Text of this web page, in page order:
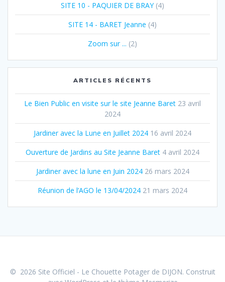
SITE 10 - PAQUIER DE BRAY(4)
SITE 14 - BARET Jeanne (4)
Zoom sur ... (2)
ARTICLES RÉCENTS
Le Bien Public en visite sur le site Jeanne Baret 23 avril
2024
Jardiner avec la Lune en Juillet 2024 16 avril 2024
Ouverture de Jardins au Site Jeanne Baret 4 avril 2024
Jardiner avec la lune en Juin 2024 26 mars 2024
Réunion de l’AGO le 13/​04/​2024 21 mars 2024
© 2026 Site Officiel - Le Chouette Potager de DIJON. Construit